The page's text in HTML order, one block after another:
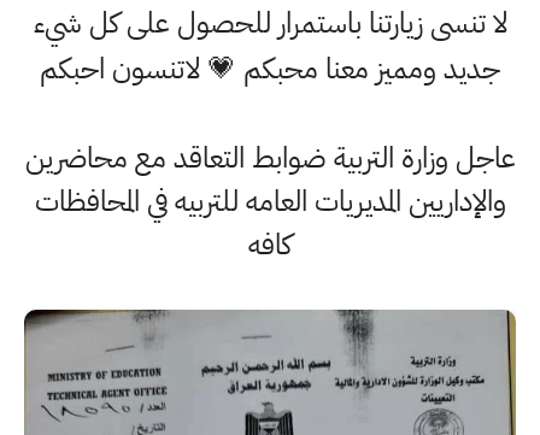
لا تنسى زيارتنا باستمرار للحصول على كل شيء
جديد ومميز معنا محبكم 💗 لاتنسون احبكم
عاجل وزارة التربية ضوابط التعاقد مع محاضرين
والإداريين المديريات العامه للتربيه في المحافظات
كافه